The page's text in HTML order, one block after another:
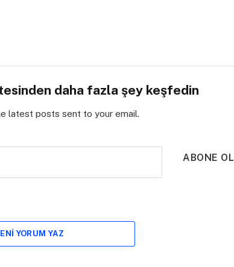
daha fazla şey keşfedin
latest posts sent to your email.
ABONE OL
YORUM YAZ